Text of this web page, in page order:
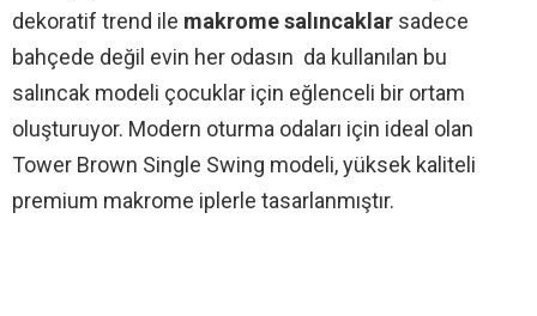
dekoratif trend ile makrome salıncaklar sadece
bahçede değil evin her odasın da kullanılan bu
salıncak modeli çocuklar için eğlenceli bir ortam
oluşturuyor. Modern oturma odaları için ideal olan
Tower Brown Single Swing modeli, yüksek kaliteli
premium makrome iplerle tasarlanmıştır.